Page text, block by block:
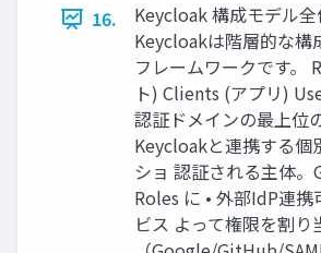
16.
Keycloak 構成モデル全
Keycloakは階層的な構
フレームワークです。
ト) Clients (アプリ)
認証ドメインの最上位
Keycloakと連携する個
ショ 認証される主体。
Roles に • 外部IdP連携
ビス よって権限を割り